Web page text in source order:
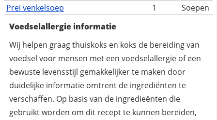
Prei venkelsoep
1
Soepen
Voedselallergie informatie
Wij helpen graag thuiskoks en koks de bereiding van
voedsel voor mensen met een voedselallergie of een
bewuste levensstijl gemakkelijker te maken door
duidelijke informatie omtrent de ingrediënten te
verschaffen. Op basis van de ingredieënten die
gebruikt worden om dit recept te kunnen bereiden,